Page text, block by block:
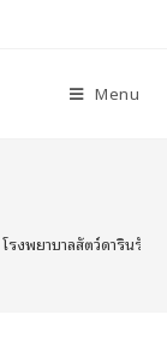
Menu
โรงพยาบาลสัตว์ดารินรัก